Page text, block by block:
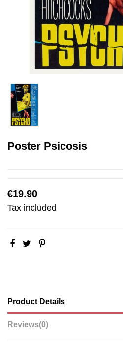
Poster Psicosis
€19.90
Tax included
Product Details
Reviews(0)